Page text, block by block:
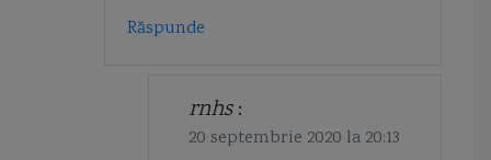
Răspunde
rnhs :
20 septembrie 2020 la 20:13